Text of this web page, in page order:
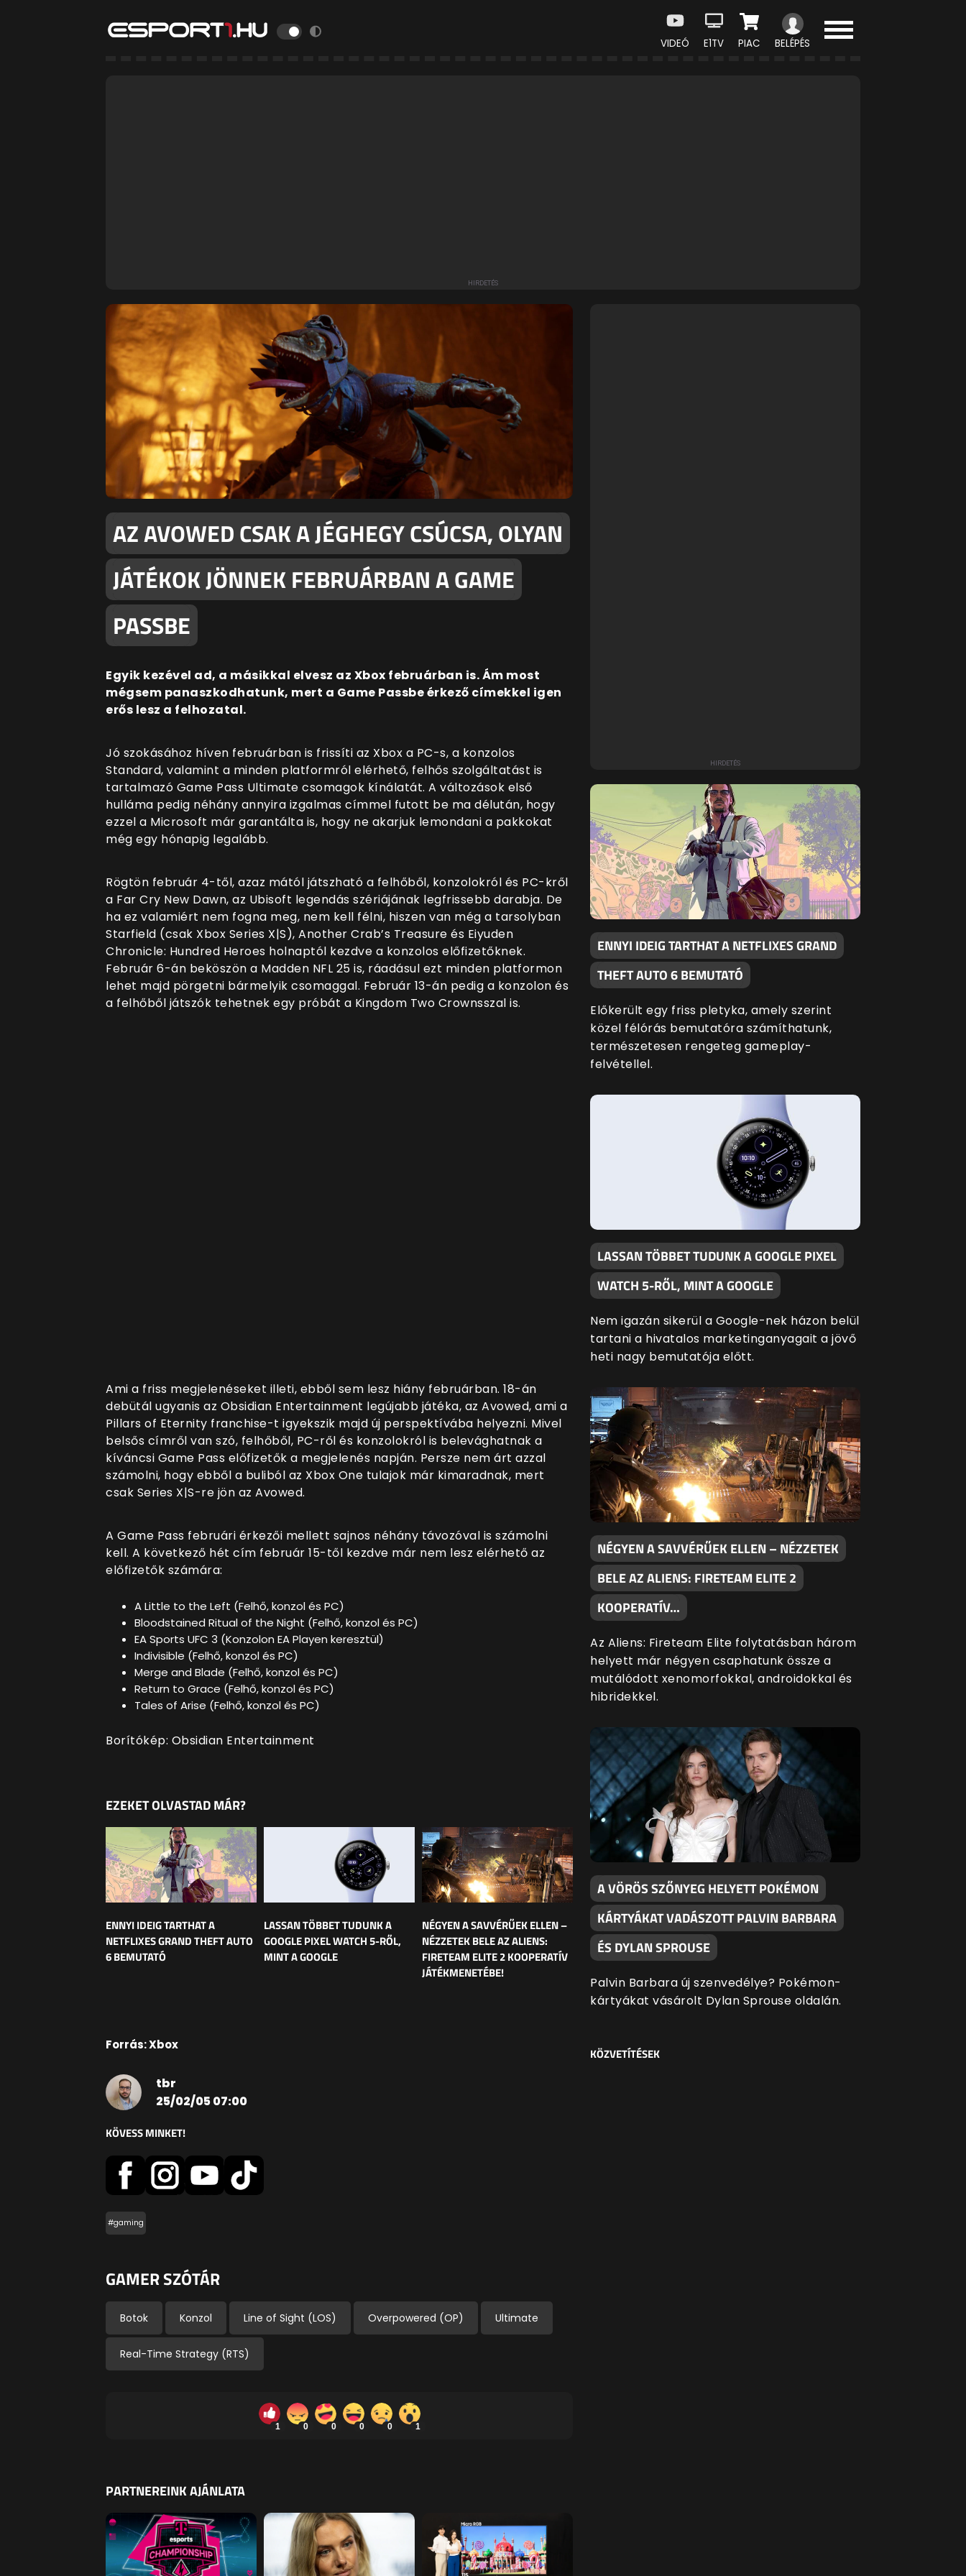
VIDEÓ E1TV PIAC BELÉPÉS
AZ AVOWED CSAK A JÉGHEGY CSÚCSA, OLYAN
JÁTÉKOK JÖNNEK FEBRUÁRBAN A GAME
PASSBE
Egyik kezével ad, a másikkal elvesz az Xbox februárban is. Ám most
mégsem panaszkodhatunk, mert a Game Passbe érkező címekkel igen
erős lesz a felhozatal.
Jó szokásához híven februárban is frissíti az Xbox a PC-s, a konzolos
Standard, valamint a minden platformról elérhető, felhős szolgáltatást is
tartalmazó Game Pass Ultimate csomagok kínálatát. A változások első
hulláma pedig néhány annyira izgalmas címmel futott be ma délután, hogy
ezzel a Microsoft már garantálta is, hogy ne akarjuk lemondani a pakkokat
még egy hónapig legalább.
Rögtön február 4-től, azaz mától játszható a felhőből, konzolokról és PC-kről
a Far Cry New Dawn, az Ubisoft legendás szériájának legfrissebb darabja. De
ha ez valamiért nem fogna meg, nem kell félni, hiszen van még a tarsolyban
Starfield (csak Xbox Series X|S), Another Crab’s Treasure és Eiyuden
Chronicle: Hundred Heroes holnaptól kezdve a konzolos előfizetőknek.
Február 6-án beköszön a Madden NFL 25 is, ráadásul ezt minden platformon
lehet majd pörgetni bármelyik csomaggal. Február 13-án pedig a konzolon és
a felhőből játszók tehetnek egy próbát a Kingdom Two Crownsszal is.
Ami a friss megjelenéseket illeti, ebből sem lesz hiány februárban. 18-án
debütál ugyanis az Obsidian Entertainment legújabb játéka, az Avowed, ami a
Pillars of Eternity franchise-t igyekszik majd új perspektívába helyezni. Mivel
belsős címről van szó, felhőből, PC-ről és konzolokról is belevághatnak a
kíváncsi Game Pass előfizetők a megjelenés napján. Persze nem árt azzal
számolni, hogy ebből a buliból az Xbox One tulajok már kimaradnak, mert
csak Series X|S-re jön az Avowed.
A Game Pass februári érkezői mellett sajnos néhány távozóval is számolni
kell. A következő hét cím február 15-től kezdve már nem lesz elérhető az
előfizetők számára:
A Little to the Left (Felhő, konzol és PC)
Bloodstained Ritual of the Night (Felhő, konzol és PC)
EA Sports UFC 3 (Konzolon EA Playen keresztül)
Indivisible (Felhő, konzol és PC)
Merge and Blade (Felhő, konzol és PC)
Return to Grace (Felhő, konzol és PC)
Tales of Arise (Felhő, konzol és PC)
Borítókép: Obsidian Entertainment
EZEKET OLVASTAD MÁR?
ENNYI IDEIG TARTHAT A
NETFLIXES GRAND THEFT AUTO
6 BEMUTATÓ
LASSAN TÖBBET TUDUNK A
GOOGLE PIXEL WATCH 5-RŐL,
MINT A GOOGLE
NÉGYEN A SAVVÉRŰEK ELLEN –
NÉZZETEK BELE AZ ALIENS:
FIRETEAM ELITE 2 KOOPERATÍV
JÁTÉKMENETÉBE!
Forrás: Xbox
tbr
25/02/05 07:00
KÖVESS MINKET!
#gaming
GAMER SZÓTÁR
Botok Konzol Line of Sight (LOS) Overpowered (OP) Ultimate
Real-Time Strategy (RTS)
1 0 0 0 0 1
PARTNEREINK AJÁNLATA
ENNYI IDEIG TARTHAT A NETFLIXES GRAND
THEFT AUTO 6 BEMUTATÓ
Előkerült egy friss pletyka, amely szerint
közel félórás bemutatóra számíthatunk,
természetesen rengeteg gameplay-
felvétellel.
LASSAN TÖBBET TUDUNK A GOOGLE PIXEL
WATCH 5-RŐL, MINT A GOOGLE
Nem igazán sikerül a Google-nek házon belül
tartani a hivatalos marketinganyagait a jövő
heti nagy bemutatója előtt.
NÉGYEN A SAVVÉRŰEK ELLEN – NÉZZETEK
BELE AZ ALIENS: FIRETEAM ELITE 2
KOOPERATÍV…
Az Aliens: Fireteam Elite folytatásban három
helyett már négyen csaphatunk össze a
mutálódott xenomorfokkal, androidokkal és
hibridekkel.
A VÖRÖS SZŐNYEG HELYETT POKÉMON
KÁRTYÁKAT VADÁSZOTT PALVIN BARBARA
ÉS DYLAN SPROUSE
Palvin Barbara új szenvedélye? Pokémon-
kártyákat vásárolt Dylan Sprouse oldalán.
KÖZVETÍTÉSEK